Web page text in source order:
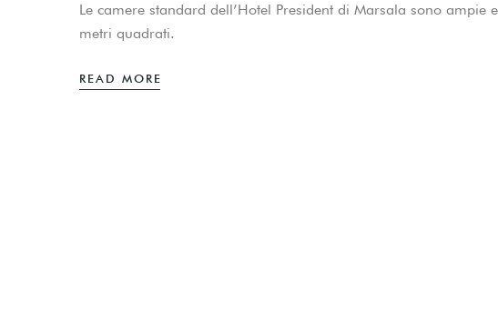
Le camere standard dell’Hotel President di Marsala sono
metri quadrati.
READ MORE